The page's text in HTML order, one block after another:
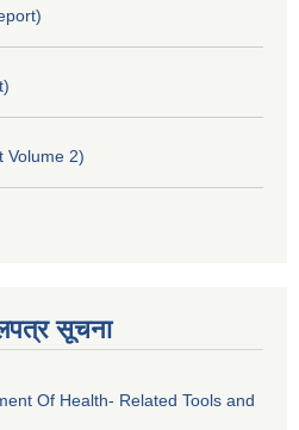
Volume 2)
सूचना
Of Health- Related Tools and